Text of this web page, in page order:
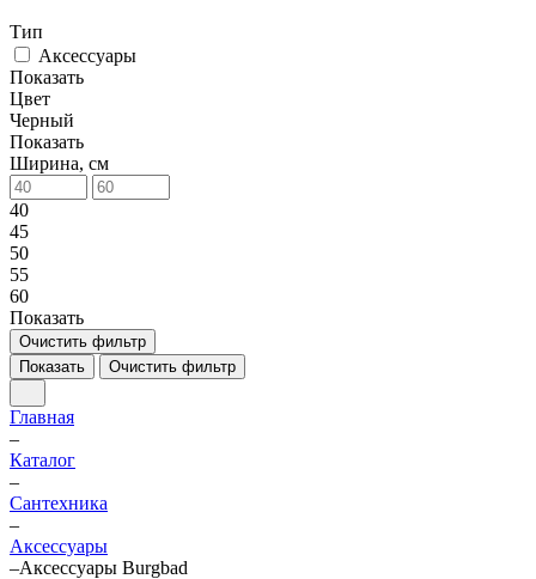
Тип
Аксессуары
Показать
Цвет
Черный
Показать
Ширина, см
40
45
50
55
60
Показать
Очистить фильтр
Показать
Очистить фильтр
Главная
–
Каталог
–
Сантехника
–
Аксессуары
–Аксессуары Burgbad